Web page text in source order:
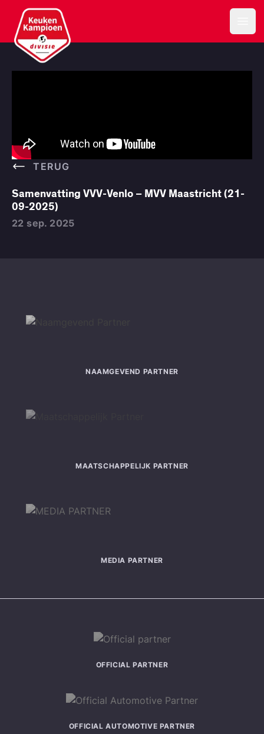
Keuken Kampioen Divisie
TERUG
Samenvatting VVV-Venlo – MVV Maastricht (21-
09-2025)
22 sep. 2025
NAAMGEVEND PARTNER
MAATSCHAPPELIJK PARTNER
MEDIA PARTNER
OFFICIAL PARTNER
OFFICIAL AUTOMOTIVE PARTNER